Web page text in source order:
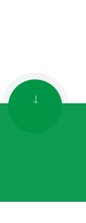
КНОПКА